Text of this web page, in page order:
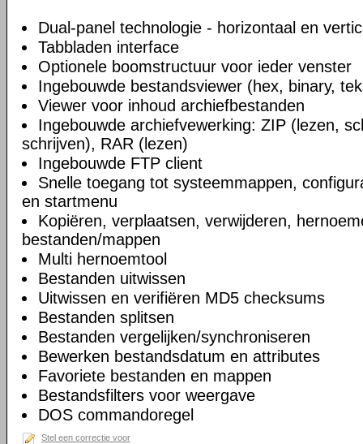
Dual-panel technologie - horizontaal en
Tabbladen interface
Optionele boomstructuur voor ieder venster
Ingebouwde bestandsviewer (hex, binary,
Viewer voor inhoud archiefbestanden
Ingebouwde archiefvewerking: ZIP (lezen,
schrijven), RAR (lezen)
Ingebouwde FTP client
Snelle toegang tot systeemmappen,
en startmenu
Kopiëren, verplaatsen, verwijderen,
bestanden/mappen
Multi hernoemtool
Bestanden uitwissen
Uitwissen en verifiëren MD5 checksums
Bestanden splitsen
Bestanden vergelijken/synchroniseren
Bewerken bestandsdatum en attributes
Favoriete bestanden en mappen
Bestandsfilters voor weergave
DOS commandoregel
Stel een correctie voor